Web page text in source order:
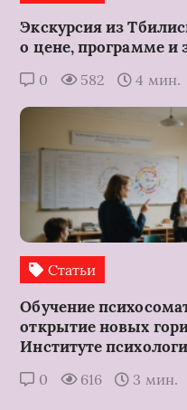
Экскурсия из
о цене, программе и
0 582 4 мин.
Статьи
Обучение
открытие новых
Институте
0 616 3 мин.